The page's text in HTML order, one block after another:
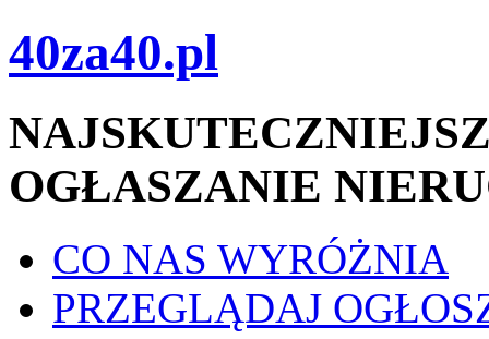
40za40.pl
OGŁASZANIE
CO NAS WYRÓŻNIA
PRZEGLĄDAJ